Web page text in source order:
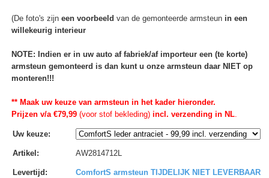
(De foto's zijn een voorbeeld van de gemonteerde armsteun in een
willekeurig interieur
NOTE: Indien er in uw auto af fabriek/af importeur een (te korte)
armsteun gemonteerd is dan kunt u onze armsteun daar NIET op
monteren!!!
** Maak uw keuze van armsteun in het kader hieronder.
Prijzen v/a €79,99(voor stof bekleding)incl. verzending in NL.
Uw keuze:
Artikel : AW2814712L
Levertijd : ComfortS armsteun TIJDELIJK NIET LEVERBAAR